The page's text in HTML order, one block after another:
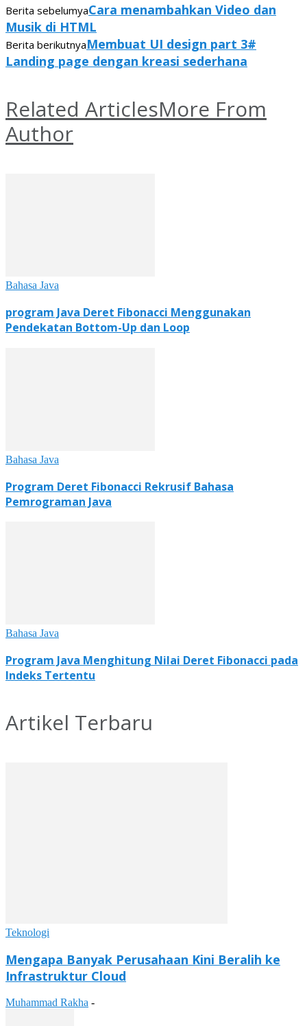
Berita sebelumyaCara menambahkan Video dan
Musik di HTML
Berita berikutnyaMembuat UI design part 3#
Landing page dengan kreasi sederhana
Related ArticlesMore From
Author
Bahasa Java
program Java Deret Fibonacci Menggunakan
Pendekatan Bottom-Up dan Loop
Bahasa Java
Program Deret Fibonacci Rekrusif Bahasa
Pemrograman Java
Bahasa Java
Program Java Menghitung Nilai Deret Fibonacci pada
Indeks Tertentu
Artikel Terbaru
Teknologi
Mengapa Banyak Perusahaan Kini Beralih ke
Infrastruktur Cloud
Muhammad Rakha -